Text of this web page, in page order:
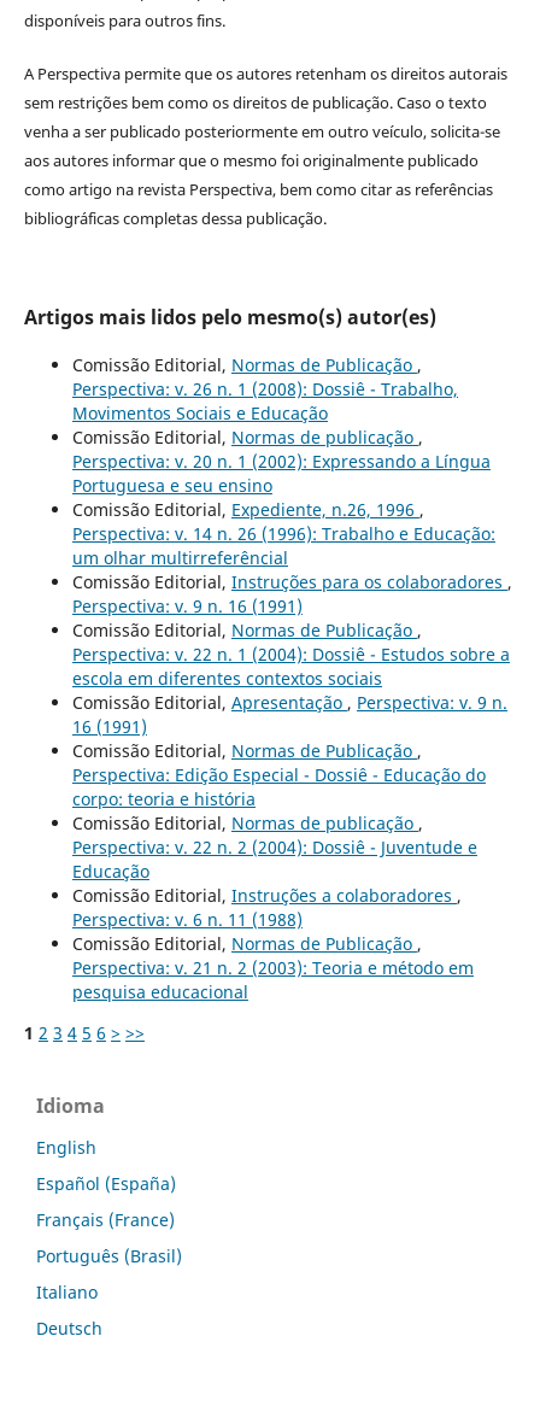
disponíveis para outros fins.
A Perspectiva permite que os autores retenham os direitos autorais
sem restrições bem como os direitos de publicação. Caso o texto
venha a ser publicado posteriormente em outro veículo, solicita-se
aos autores informar que o mesmo foi originalmente publicado
como artigo na revista Perspectiva, bem como citar as referências
bibliográficas completas dessa publicação.
Artigos mais lidos pelo mesmo(s) autor(es)
Comissão Editorial, Normas de Publicação ,
Perspectiva: v. 26 n. 1 (2008): Dossiê - Trabalho,
Movimentos Sociais e Educação
Comissão Editorial, Normas de publicação ,
Perspectiva: v. 20 n. 1 (2002): Expressando a Língua
Portuguesa e seu ensino
Comissão Editorial, Expediente, n.26, 1996 ,
Perspectiva: v. 14 n. 26 (1996): Trabalho e Educação:
um olhar multirreferêncial
Comissão Editorial, Instruções para os colaboradores ,
Perspectiva: v. 9 n. 16 (1991)
Comissão Editorial, Normas de Publicação ,
Perspectiva: v. 22 n. 1 (2004): Dossiê - Estudos sobre a
escola em diferentes contextos sociais
Comissão Editorial, Apresentação , Perspectiva: v. 9 n.
16 (1991)
Comissão Editorial, Normas de Publicação ,
Perspectiva: Edição Especial - Dossiê - Educação do
corpo: teoria e história
Comissão Editorial, Normas de publicação ,
Perspectiva: v. 22 n. 2 (2004): Dossiê - Juventude e
Educação
Comissão Editorial, Instruções a colaboradores ,
Perspectiva: v. 6 n. 11 (1988)
Comissão Editorial, Normas de Publicação ,
Perspectiva: v. 21 n. 2 (2003): Teoria e método em
pesquisa educacional
1 2 3 4 5 6 > >>
Idioma
English
Español (España)
Français (France)
Português (Brasil)
Italiano
Deutsch